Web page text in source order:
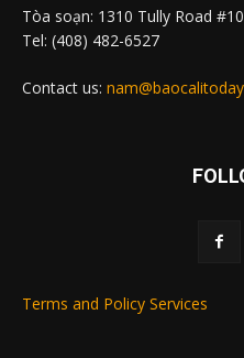
Tòa soạn: 1310 Tully Road
Tel: (408) 482-6527
Contact us:
Terms and Policy Services